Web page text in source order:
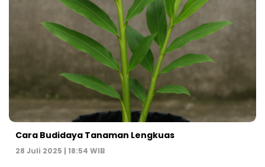
Cara Budidaya Tanaman Lengkuas
28 Juli 2025 | 18:54 WIB